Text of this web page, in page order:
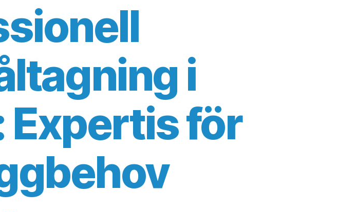
i
för